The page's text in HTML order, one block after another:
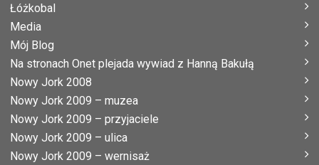
Łóżkobal
Media
Mój Blog
Na stronach Onet plejada wywiad z Hanną Bakułą
Nowy Jork 2008
Nowy Jork 2009 – muzea
Nowy Jork 2009 – przyjaciele
Nowy Jork 2009 – ulica
Nowy Jork 2009 – wernisaż